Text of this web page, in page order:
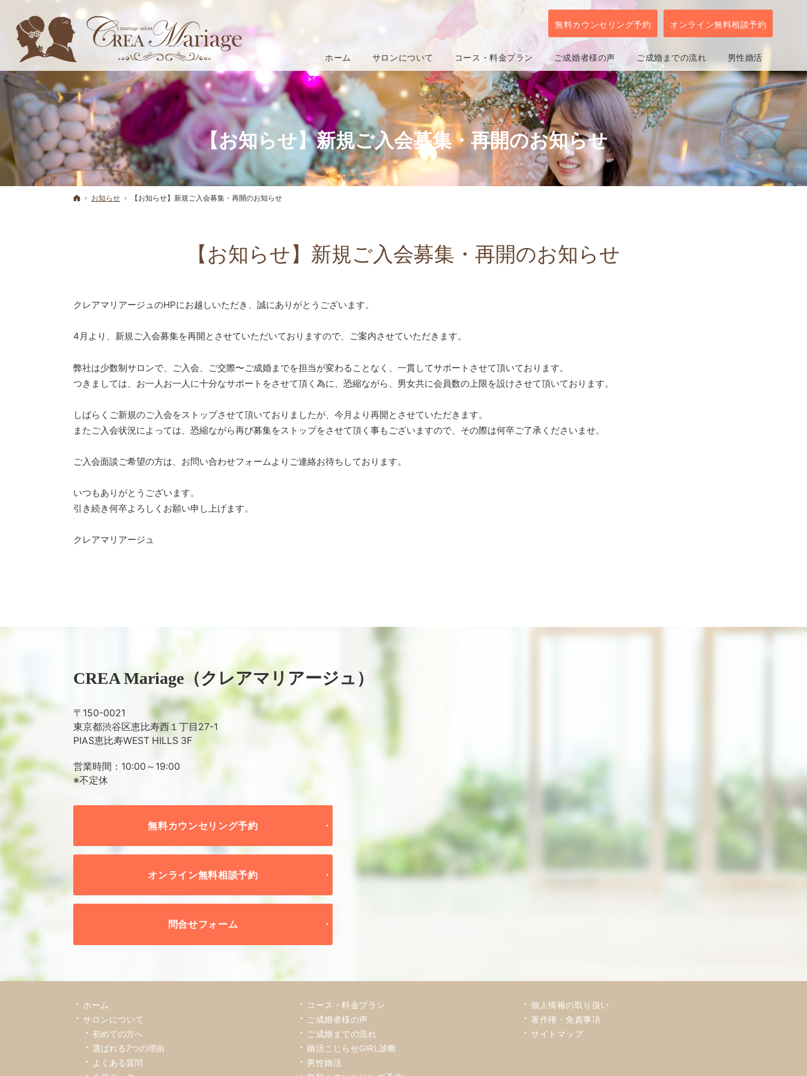
【お知らせ】新規ご入会募集・再開のお知らせ
ホーム
お知らせ 【お知らせ】新規ご入会募集・再開のお知らせ
【お知らせ】新規ご入会募集・再開のお知らせ
クレアマリアージュのHPにお越しいただき、誠にありがとうございます。
4月より、新規ご入会募集を再開とさせていただいておりますので、ご案内させていただきます。
弊社は少数制サロンで、ご入会、ご交際〜ご成婚までを担当が変わることなく、一貫してサポートさせて頂いております。
つきましては、お一人お一人に十分なサポートをさせて頂く為に、恐縮ながら、男女共に会員数の上限を設けさせて頂いております。
しばらくご新規のご入会をストップさせて頂いておりましたが、今月より再開とさせていただきます。
またご入会状況によっては、恐縮ながら再び募集をストップをさせて頂く事もございますので、その際は何卒ご了承くださいませ。
ご入会面談ご希望の方は、お問い合わせフォームよりご連絡お待ちしております。
いつもありがとうございます。
引き続き何卒よろしくお願い申し上げます。
クレアマリアージュ
無料カウンセリング予約 オンライン無料相談予約
ホーム サロンについて コース・料金プラン ご成婚者様の声 ご成婚までの流れ 男性婚活
CREA Mariage （クレアマリアージュ）
〒150-0021
東京都渋谷区恵比寿西１丁目27-1
PIAS恵比寿WEST HILLS 3F
営業時間：10:00～19:00
※不定休
無料カウンセリング予約
オンライン無料相談予約
問合せフォーム
ホーム
サロンについて
初めての方へ
選ばれる7つの理由
よくある質問
コース・料金プラン
ご成婚者様の声
ご成婚までの流れ
婚活こじらせGIRL診断
男性婚活
個人情報の取り扱い
著作権・免責事項
サイトマップ